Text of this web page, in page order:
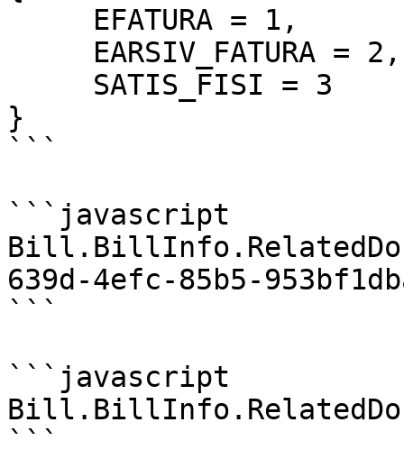
}
```
```javascript
639d-4efc-85b5-
```
```javascript
```